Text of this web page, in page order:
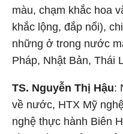
màu, chạm khắc hoa
khắc lộng, đắp nổi),
những ở trong nước
Pháp, Nhật Bản, Thái
TS. Nguyễn Thị Hậu:
về nước, HTX Mỹ
nghệ thực hành Biên